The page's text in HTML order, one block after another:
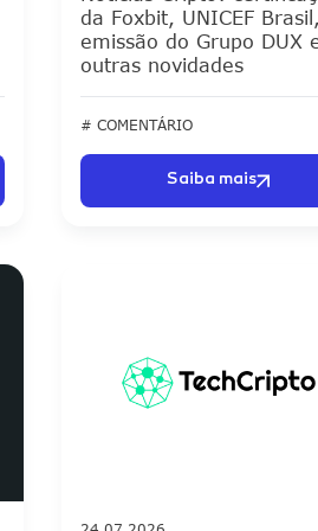
da Foxbit, UNICEF
emissão do Grupo DUX
outras novidades
# COMENTÁRIO
Saiba mais